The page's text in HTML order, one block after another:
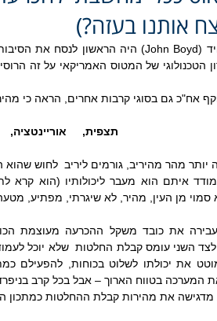
אותנו בעזה?)
אח"כ גם בסוגי קרבות אחרים, הראה כי
תצפית,     אוריינטציה,
סמוי מן העין, מהיר, לא שיגרתי, מפתיע,
המערכה בטווח הארוך – אבל בכל קרב
את מהירות קבלת ההחלטות כמתכון